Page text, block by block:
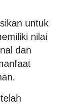
untuk
nilai
dan